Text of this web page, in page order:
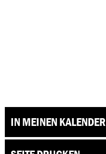
IN MEINEN KALENDER